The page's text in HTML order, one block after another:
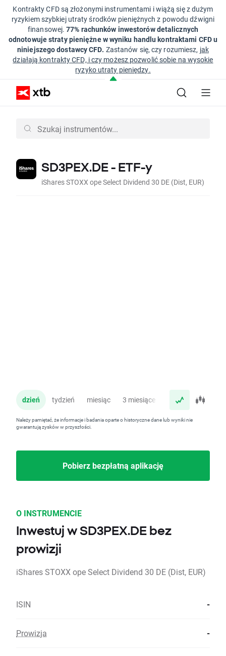
Kontrakty CFD są złożonymi instrumentami i wiążą się z dużym
ryzykiem szybkiej utraty środków pieniężnych z powodu dźwigni
finansowej.77% rachunków inwestorów detalicznych
odnotowuje straty pieniężne w wyniku handlu kontraktami CFD u
niniejszego dostawcy CFD. Zastanów się, czy rozumiesz, jak
działają kontrakty CFD, i czy możesz pozwolić sobie na wysokie
ryzyko utraty pieniędzy.
SD3PEX.DE - ETF-y
iShares STOXX ope Select Dividend 30 DE (Dist, EUR)
dzień tydzień miesiąc 3 miesiące rok
Należy pamiętać, że informacje i badania oparte o historyczne dane lub wyniki nie
gwarantują zysków w przyszłości.
Pobierz bezpłatną aplikację
O INSTRUMENCIE
Inwestuj w SD3PEX.DE bez
prowizji
iShares STOXX ope Select Dividend 30 DE (Dist, EUR)
ISIN -
Prowizja -